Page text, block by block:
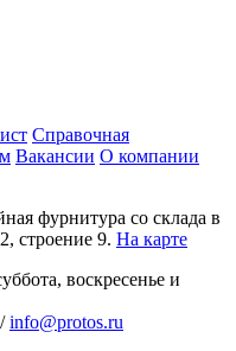
Справочная
Вакансии О компании
фурнитура со склада в
строение 9. На карте
воскресенье и
/info@protos.ru